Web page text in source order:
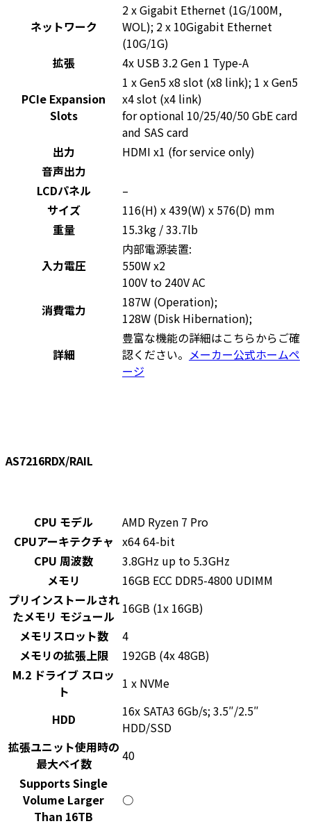
ネットワーク
2 x Gigabit Ethernet (1G/100M,
WOL); 2 x 10Gigabit Ethernet
(10G/1G)
拡張
4x USB 3.2 Gen 1 Type-A
PCIe Expansion
Slots
1 x Gen5 x8 slot (x8 link); 1 x Gen5
x4 slot (x4 link)
for optional 10/25/40/50 GbE card
and SAS card
出力
HDMI x1 (for service only)
音声出力
LCDパネル
–
サイズ
116(H) x 439(W) x 576(D) mm
重量
15.3kg / 33.7lb
入力電圧
内部電源装置:
550W x2
100V to 240V AC
消費電力
187W (Operation);
128W (Disk Hibernation);
詳細
豊富な機能の詳細はこちらからご確
認ください。 メーカー公式ホームペ
ージ
AS7216RDX/RAIL
CPU モデル
AMD Ryzen 7 Pro
CPUアーキテクチャ x64 64-bit
CPU 周波数
3.8GHz up to 5.3GHz
メモリ
16GB ECC DDR5-4800 UDIMM
プリインストールされ
たメモリ モジュール 16GB (1x 16GB)
メモリスロット数
4
メモリの拡張上限
192GB (4x 48GB)
M.2 ドライブ スロッ
ト
1 x NVMe
HDD
16x SATA3 6Gb/s; 3.5″/2.5″
HDD/SSD
拡張ユニット使用時の
最大ベイ数
40
Supports Single
Volume Larger
Than 16TB
○